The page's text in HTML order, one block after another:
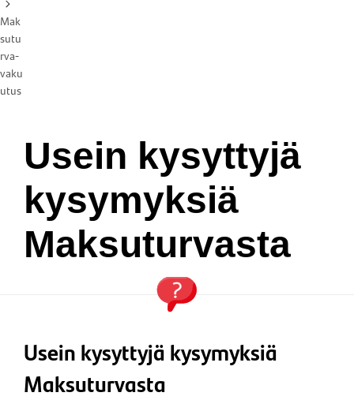
Mak
sutu
rva-
vaku
utus
Usein kysyttyjä
kysymyksiä
Maksuturvasta
Usein kysyttyjä kysymyksiä
Maksuturvasta